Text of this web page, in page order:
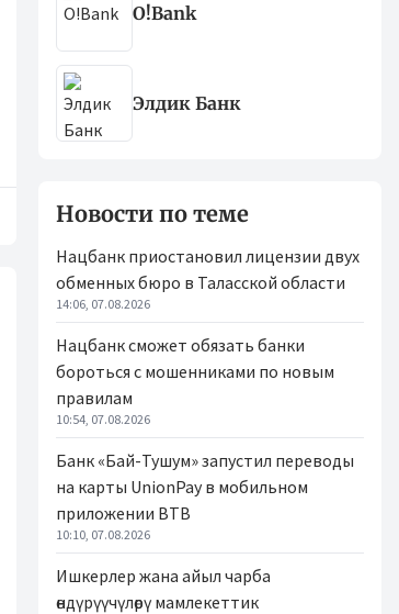
O!Bank
Элдик Банк
Новости по теме
Нацбанк приостановил лицензии двух
обменных бюро в Таласской области
14:06, 07.08.2026
Нацбанк сможет обязать банки
бороться с мошенниками по новым
правилам
10:54, 07.08.2026
Банк «Бай-Тушум» запустил переводы
на карты UnionPay в мобильном
приложении BTB
10:10, 07.08.2026
Ишкерлер жана айыл чарба
өндүрүүчүлөрү мамлекеттик